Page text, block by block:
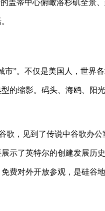
盖蒂中心俯瞰洛杉矶全景
市”。不仅是美国人，世界
的缩影。码头、海鸥、阳
歌，见到了传说中谷歌办
示了英特尔的创建发展历
费对外开放参观，是硅谷